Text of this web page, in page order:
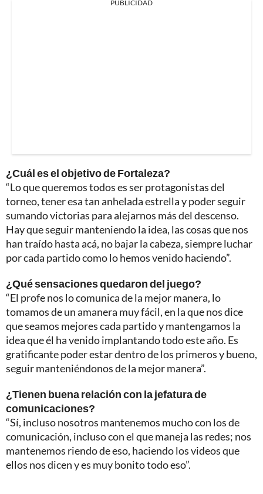
PUBLICIDAD
¿Cuál es el objetivo de Fortaleza?
“Lo que queremos todos es ser protagonistas del
torneo, tener esa tan anhelada estrella y poder seguir
sumando victorias para alejarnos más del descenso.
Hay que seguir manteniendo la idea, las cosas que nos
han traído hasta acá, no bajar la cabeza, siempre luchar
por cada partido como lo hemos venido haciendo”.
¿Qué sensaciones quedaron del juego?
“El profe nos lo comunica de la mejor manera, lo
tomamos de un amanera muy fácil, en la que nos dice
que seamos mejores cada partido y mantengamos la
idea que él ha venido implantando todo este año. Es
gratificante poder estar dentro de los primeros y bueno,
seguir manteniéndonos de la mejor manera”.
¿Tienen buena relación con la jefatura de
comunicaciones?
“Sí, incluso nosotros mantenemos mucho con los de
comunicación, incluso con el que maneja las redes; nos
mantenemos riendo de eso, haciendo los videos que
ellos nos dicen y es muy bonito todo eso”.